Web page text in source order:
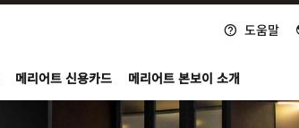
도움말
메리어트 신용카드 메리어트 본보이 소개